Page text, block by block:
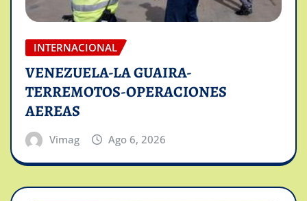
INTERNACIONAL
VENEZUELA-LA GUAIRA-
TERREMOTOS-OPERACIONES
AEREAS
Vimag Ago 6, 2026